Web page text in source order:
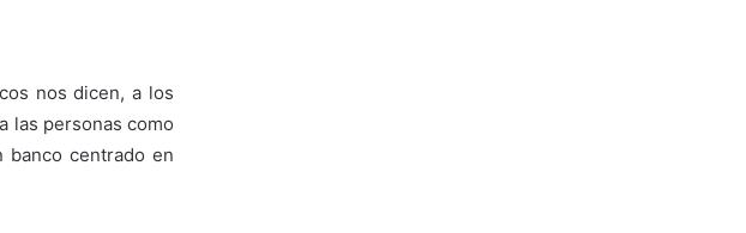
nos dicen, a los
las personas como
banco centrado en